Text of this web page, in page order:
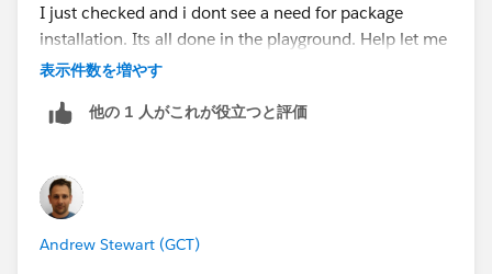
I just checked and i dont see a need for package
installation. Its all done in the playground. Help let me
know if i am wrong.
表示件数を増やす
他の 1 人がこれが役立つと評価
Andrew Stewart (GCT)